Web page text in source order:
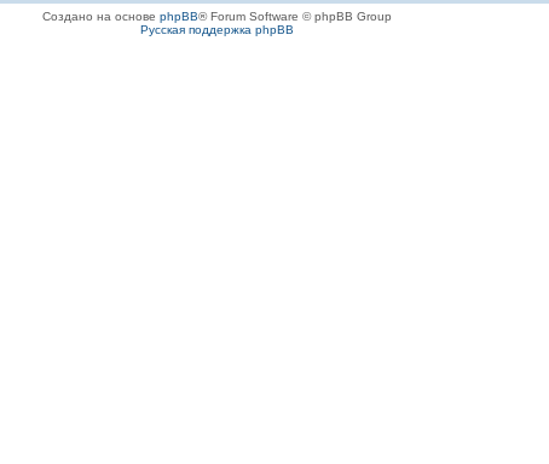
Создано на основе phpBB® Forum Software © phpBB Group
Русская поддержка phpBB